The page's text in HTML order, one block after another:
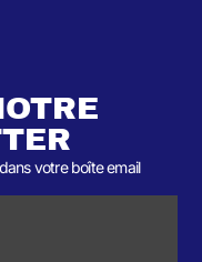
votre boîte email